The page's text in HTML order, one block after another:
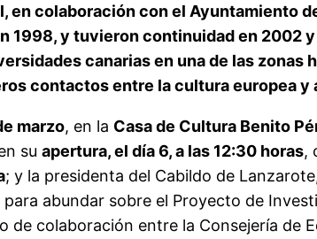
en colaboración con el Ayuntamiento
1998, y tuvieron continuidad en 2002
canarias en una de las
contactos entre la cultura europea y
marzo, en la Casa de Cultura Benito
su apertura, el día 6, a las 12:30 horas,
; y la presidenta del Cabildo de
abundar sobre el Proyecto de
de colaboración entre la Consejería de